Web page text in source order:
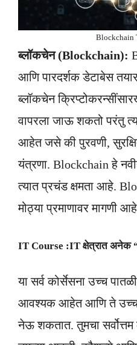
Blockchain
ब्लॉकचेन (Blockchain):
आणि पारदर्शक डेटाबेस
ब्लॉकचेन
वापरला जाऊ शकतो परंतु
आहेत जसे की पुरवणी,
यंत्रणा. Blockchain हे
त्यात प्रचंड क्षमता आहे.
मोठ्या प्रमाणावर मागणी
IT Course :IT क्षेत्रात अनेक
या सर्व कोर्सेसना उच्च
आवश्यक आहेत आणि ते उच्च
नेऊ शकतात. तुमचा सर्वोत्तम